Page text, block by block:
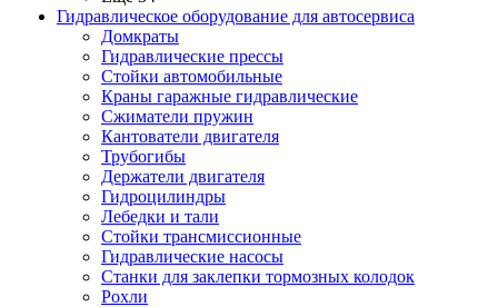
Гидравлическое оборудование для автосервиса
Домкраты
Гидравлические прессы
Стойки автомобильные
Краны гаражные гидравлические
Сжиматели пружин
Кантователи двигателя
Трубогибы
Держатели двигателя
Гидроцилиндры
Лебедки и тали
Стойки трансмиссионные
Гидравлические насосы
Cтанки для заклепки тормозных колодок
Рохли